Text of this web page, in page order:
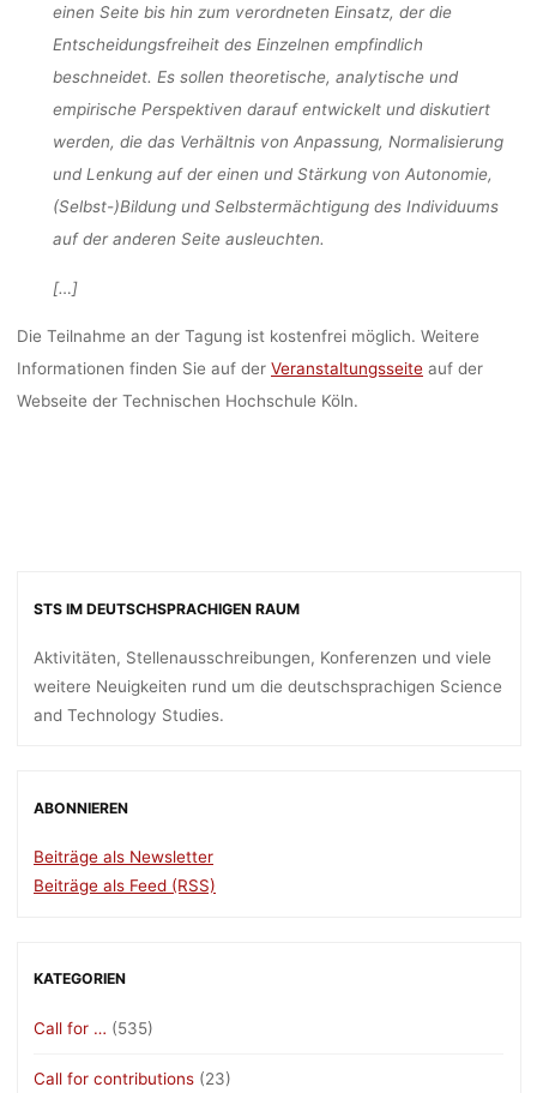
einen Seite bis hin zum verordneten Einsatz, der die
Entscheidungsfreiheit des Einzelnen empfindlich
beschneidet. Es sollen theoretische, analytische und
empirische Perspektiven darauf entwickelt und diskutiert
werden, die das Verhältnis von Anpassung, Normalisierung
und Lenkung auf der einen und Stärkung von Autonomie,
(Selbst-)Bildung und Selbstermächtigung des Individuums
auf der anderen Seite ausleuchten.
[…]
Die Teilnahme an der Tagung ist kostenfrei möglich. Weitere
Informationen finden Sie auf der Veranstaltungsseiteauf der
Webseite der Technischen Hochschule Köln.
STS IM DEUTSCHSPRACHIGEN RAUM
Aktivitäten, Stellenausschreibungen, Konferenzen und viele
weitere Neuigkeiten rund um die deutschsprachigen Science
and Technology Studies.
ABONNIEREN
Beiträge als Newsletter
Beiträge als Feed (RSS)
KATEGORIEN
Call for … (535)
Call for contributions (23)